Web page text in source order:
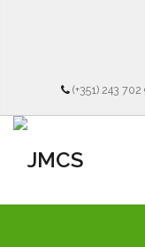
(+351) 243